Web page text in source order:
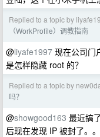
Replied to a topic by
（WorkProfile）调教指南
@liyafe1997 现在公司门
是怎样隐藏 root 的？
Replied to a topic by
吗？
@showgood163 最近搞
后现在发现 IP 被封了。